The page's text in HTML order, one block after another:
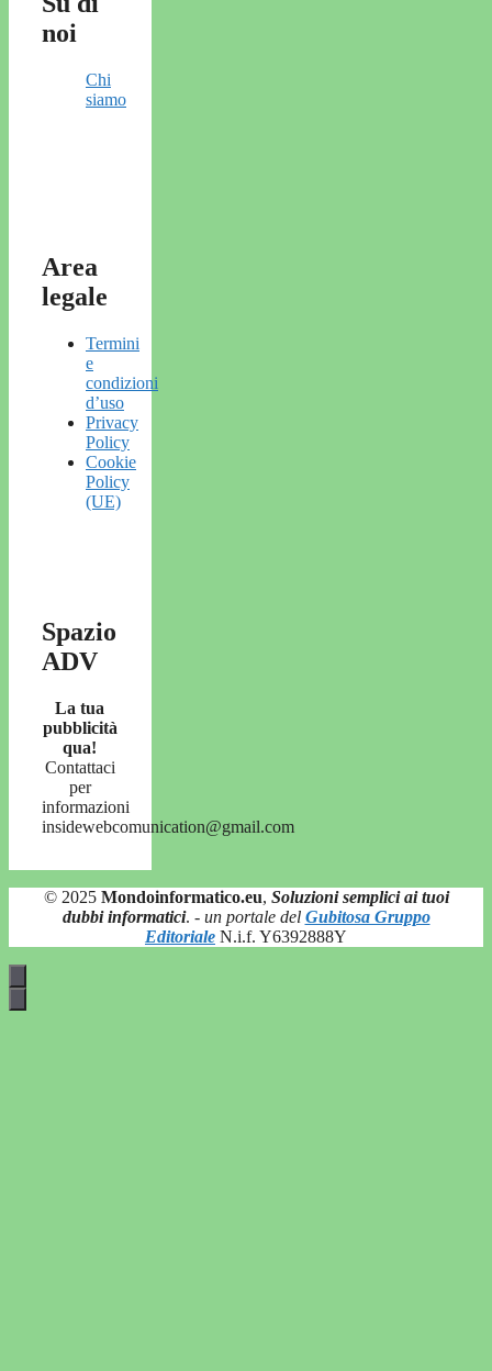
noi
Chi
siamo
Area
legale
Termini
e
condizioni
d’uso
Privacy
Policy
Cookie
Policy
(UE)
Spazio
ADV
La tua
pubblicità
qua!
Contattaci
per
informazioni
insidewebcomunication@gmail.com
© 2025 Mondoinformatico.eu, Soluzioni semplici ai tuoi
dubbi informatici. - un portale del Gubitosa Gruppo
Editoriale N.i.f. Y6392888Y